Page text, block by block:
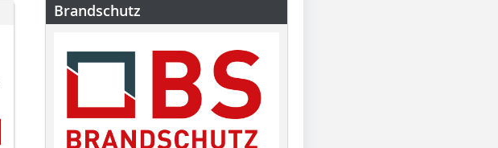
Brandschutz